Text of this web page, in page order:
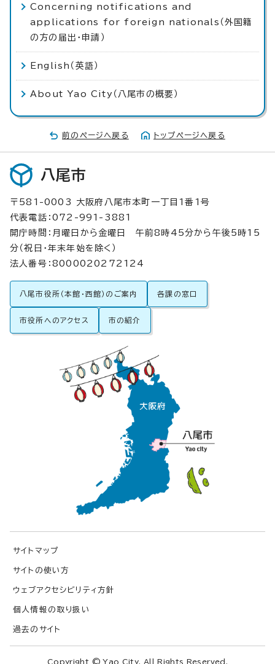
Concerning notifications and
applications for foreign nationals（外国籍
の方の届出・申請）
English（英語）
About Yao City（八尾市の概要）
前のページへ戻る トップページへ戻る
八尾市
〒581-0003 大阪府八尾市本町一丁目1番1号
代表電話：072-991-3881
開庁時間：月曜日から金曜日 午前8時45分から午後5時15
分（祝日・年末年始を除く）
法人番号：8000020272124
八尾市役所（本館・西館）のご案内 各課の窓口
市役所へのアクセス 市の紹介
サイトマップ
サイトの使い方
ウェブアクセシビリティ方針
個人情報の取り扱い
過去のサイト
Copyright © Yao City. All Rights Reserved.